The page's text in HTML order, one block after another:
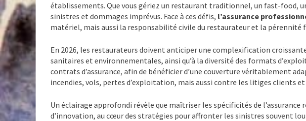
établissements. Que vous gériez un restaurant traditionnel, un fast-food,
sinistres et dommages imprévus. Face à ces défis, l’assurance
matériel, mais aussi la responsabilité civile du restaurateur et la pérennité
En 2026, les restaurateurs doivent anticiper une complexification
sanitaires et environnementales, ainsi qu’à la diversité des formats
contrats d’assurance, afin de bénéficier d’une couverture véritablement
incendies, vols, pertes d’exploitation, mais aussi contre les litiges clients et
Un éclairage approfondi révèle que maîtriser les spécificités de
d’innovation, au cœur des stratégies pour affronter les sinistres souvent